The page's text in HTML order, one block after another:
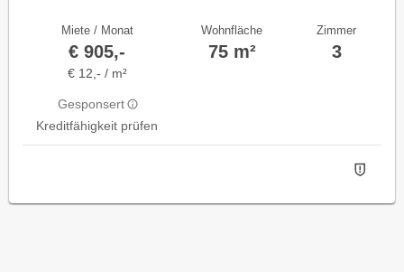
Miete / Monat
€ 905,-
€ 12,- / m²
Gesponsert
Kreditfähigkeit prüfen
Wohnfläche
75 m²
Zimmer
3